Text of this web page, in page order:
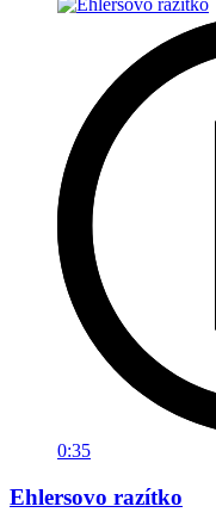
0:35
Ehlersovo razítko